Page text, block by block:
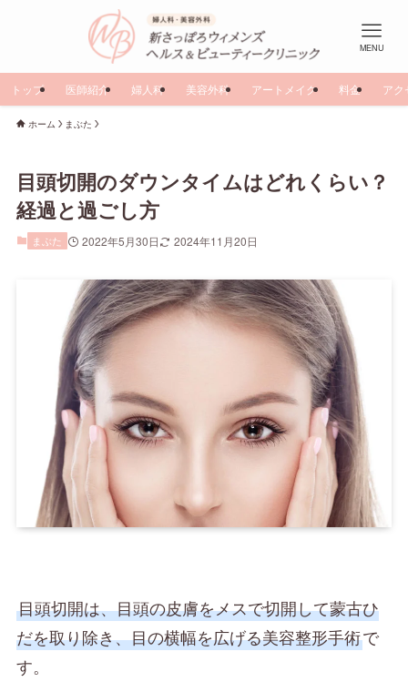
MENU
トップ 医師紹介 婦人科 美容外科 アートメイク 料金 アク
ホーム まぶた
目頭切開のダウンタイムはどれくらい？
経過と過ごし方
まぶた 2022年5月30日 2024年11月20日
目頭切開は、目頭の皮膚をメスで切開して蒙古ひ
だを取り除き、目の横幅を広げる美容整形手術で
す。